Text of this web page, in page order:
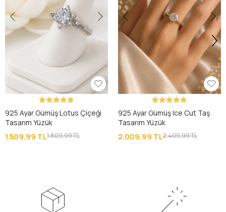
925 Ayar Gümüş Lotus Çiçeği
Tasarım Yüzük
1.509,99 TL1.809,99 TL
925 Ayar Gümüş Ice Cut Taş
Tasarım Yüzük
2.009,99 TL2.409,99 TL